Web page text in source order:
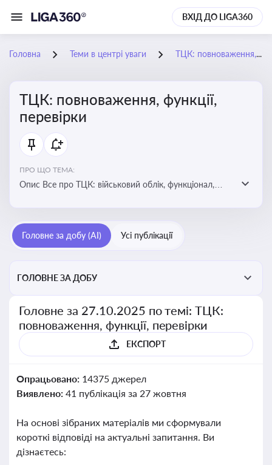
ВХІД ДО LIGA360
Головна Теми в центрі уваги ТЦК: повноваження, функції, перевірки
ТЦК: повноваження, функції,
перевірки
ПРО ЩО ТЕМА:
Опис Все про ТЦК: військовий облік, функціонал,
Головне за добу (AI) Усі публікації
ГОЛОВНЕ ЗА ДОБУ
Головне за 27.10.2025 по темі: ТЦК:
повноваження, функції, перевірки
ЕКСПОРТ
Опрацьовано: 14375 джерел
Виявлено: 41 публікація за 27 жовтня
На основі зібраних матеріалів ми сформували
короткі відповіді на актуальні запитання. Ви
дізнаєтесь: